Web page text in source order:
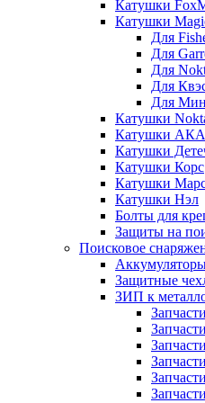
Катушки
Катушки
Для
Для
Для
Для
Для
Катушки
Катушки АКА
Катушки
Катушки Корс
Катушки
Катушки Нэл
Болты для
Защиты на
Поисковое
Защитные
ЗИП к